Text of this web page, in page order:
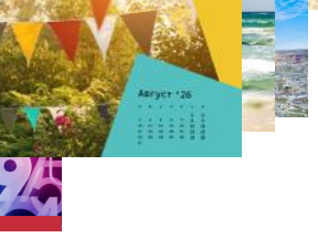
НУМЕРОЛОГИЯ
Нумерологична прогноза
за 8 август, събота